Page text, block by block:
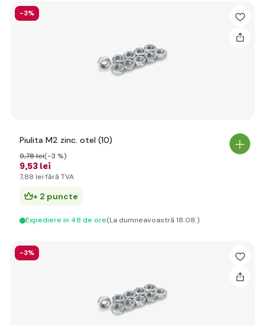
-3%
Piulita M2 zinc. otel (10)
9,53 lei
9,78 lei(-3 %)
7,88 lei fără TVA
+ 2 puncte
Expediere in 48 de ore(La dumneavoastră 18.08.)
-3%